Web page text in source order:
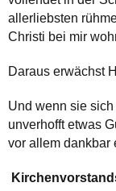
allerliebsten
Christi bei mir
Daraus erwächst
Und wenn sie
unverhofft etwas
vor allem dankbar